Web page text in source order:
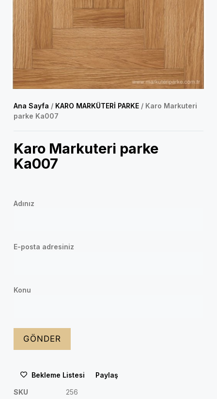
Ana Sayfa / KARO MARKÜTERİ PARKE / Karo Markuteri
parke Ka007
Karo Markuteri parke
Ka007
Adınız
E-posta adresiniz
Konu
Bekleme Listesi Paylaş
SKU
256